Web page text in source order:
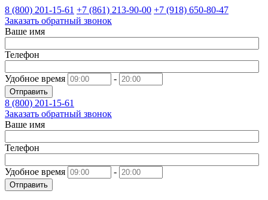
8 (800) 201-15-61 +7 (861) 213-90-00 +7 (918) 650-80-47
Заказать обратный звонок
Ваше имя
Телефон
Удобное время -
Отправить
8 (800) 201-15-61
Заказать обратный звонок
Ваше имя
Телефон
Удобное время -
Отправить